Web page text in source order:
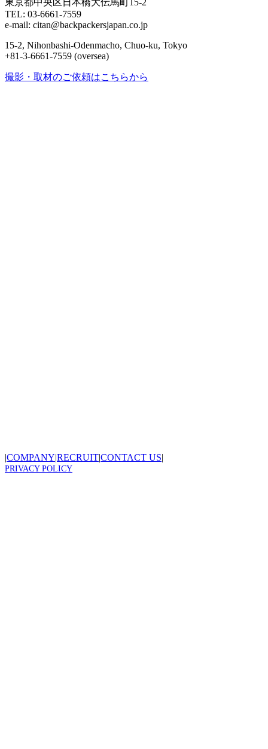
東京都中央区日本橋大伝馬町15-2
TEL: 03-6661-7559
e-mail: citan@backpackersjapan.co.jp
15-2, Nihonbashi-Odenmacho, Chuo-ku, Tokyo
+81-3-6661-7559 (oversea)
撮影・取材のご依頼はこちらから
|COMPANY|RECRUIT|CONTACT US|
PRIVACY POLICY